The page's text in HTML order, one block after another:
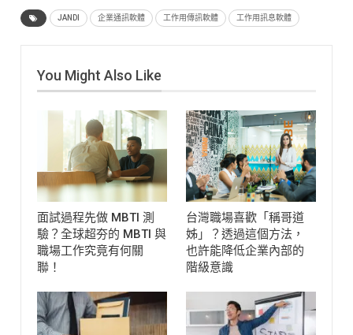
JANDI 企業通訊軟體 工作用傳訊軟體 工作用訊息軟體
You Might Also Like
面試過程先做 MBTI 測
驗？全球超夯的 MBTI 與
職場工作究竟有何關
聯！
台灣職場喜歡「稱哥道
姊」？透過這個方法，
也許能降低企業內部的
階級意識